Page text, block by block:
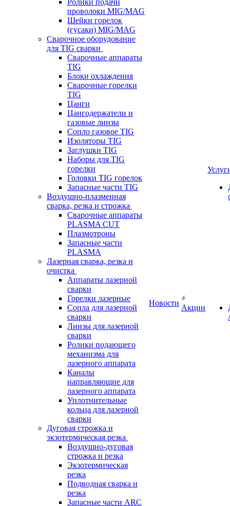
Ролики подачи
проволоки MIG/MAG
Шейки горелок
(гусаки) MIG/MAG
Сварочное оборудование
для TIG сварки
Сварочные аппараты
TIG
Блоки охлаждения
Сварочные горелки
TIG
Цанги
Цангодержатели и
газовые линзы
Сопло газовое TIG
Изоляторы TIG
Заглушки TIG
Наборы для TIG
горелки
Головки TIG горелок
Запасные части TIG
Воздушно-плазменная
сварка, резка и строжка
Сварочные аппараты
PLASMA CUT
Плазмотроны
Запасные части
PLASMA
Лазерная сварка, резка и
очистка
Аппараты лазерной
сварки
Горелки лазерные
Сопла для лазерной
сварки
Линзы для лазерной
сварки
Ролики подающего
механизма для
лазерного аппарата
Каналы
направляющие для
лазерного аппарата
Уплотнительные
кольца для лазерной
сварки
Дуговая строжка и
экзотермическая резка
Воздушно-дуговая
строжка и резка
Экзотермическая
резка
Подводная сварка и
резка
Запасные части ARC
Новости
Акции